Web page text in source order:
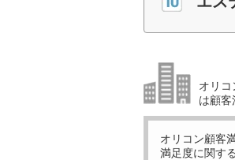
オリ
は顧客
オリコン顧客
満足度に関す